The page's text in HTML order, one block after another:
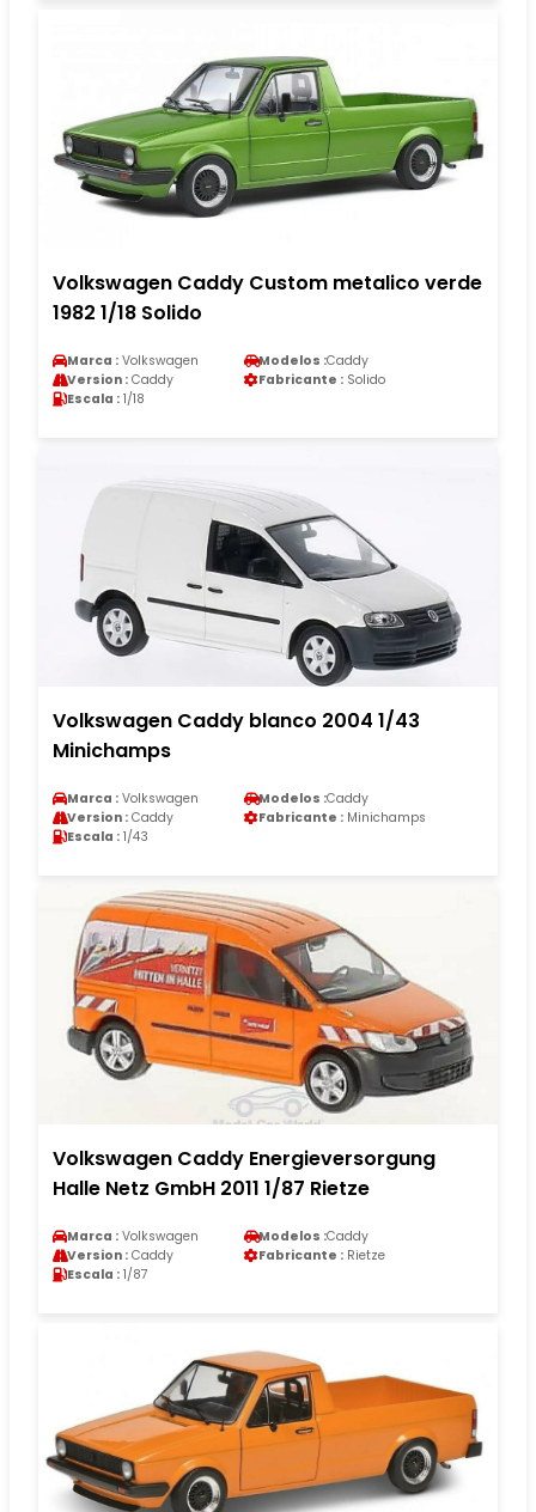
Volkswagen Caddy Custom metalico verde
1982 1/18 Solido
Marca : Volkswagen Modelos :Caddy
Version : Caddy Fabricante : Solido
Escala : 1/18
Volkswagen Caddy blanco 2004 1/43
Minichamps
Marca : Volkswagen Modelos :Caddy
Version : Caddy Fabricante : Minichamps
Escala : 1/43
Volkswagen Caddy Energieversorgung
Halle Netz GmbH 2011 1/87 Rietze
Marca : Volkswagen Modelos :Caddy
Version : Caddy Fabricante : Rietze
Escala : 1/87